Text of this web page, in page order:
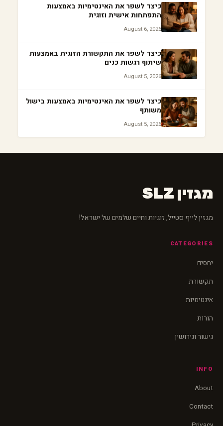
כיצד לשפר את האינטימיות באמצעות
התפתחות אישית וזוגית
August 6, 2026
כיצד לשפר את התקשורת הזוגית באמצעות
שיתוף רגשות כנים
August 5, 2026
כיצד לשפר את האינטימיות באמצעות בישול
משותף
August 5, 2026
מגזין SLZ
מגזין לייף סטייל, זוגיות וחיים שלמים של ישראל!
CATEGORIES
יחסים
תקשורת
אינטימיות
הורות
גישור וגירושין
INFO
About
Contact